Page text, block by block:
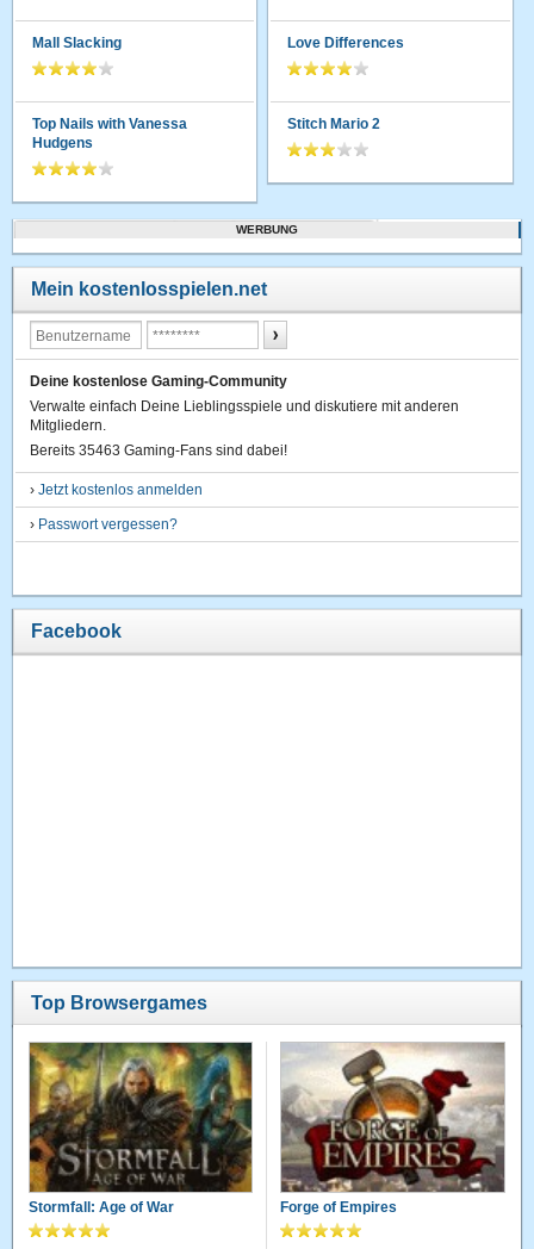
Mall Slacking
Top Nails with Vanessa
Hudgens
Love Differences
Stitch Mario 2
WERBUNG
Mein kostenlosspielen.net
Deine kostenlose Gaming-Community
Verwalte einfach Deine Lieblingsspiele und diskutiere mit anderen
Mitgliedern.
Bereits 35463 Gaming-Fans sind dabei!
›Jetzt kostenlos anmelden
› Passwort vergessen?
Facebook
Top Browsergames
Stormfall: Age of War Forge of Empires